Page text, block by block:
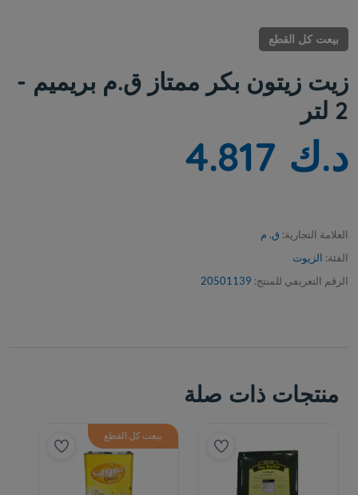
بيعت كل القطع
زيت زيتون بكر ممتاز ق.م بريميم -
2 لتر
د.ك 4.817
العلامة التجارية: ق. م
الفئة: الزيوت
الرقم التعريفي للمنتج: 20501139
منتجات ذات صلة
بيعت كل القطع